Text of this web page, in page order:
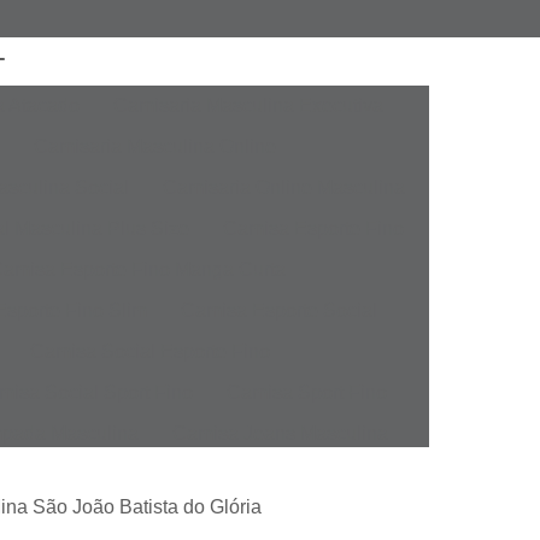
Camisa Masculina Manga Longa
São João Batista do Glória